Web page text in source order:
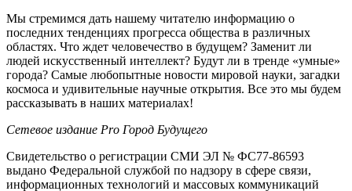
Мы стремимся дать нашему читателю информацию о
последних тенденциях прогресса общества в различных
областях. Что ждет человечество в будущем? Заменит ли
людей искусственный интеллект? Будут ли в тренде «умные»
города? Самые любопытные новости мировой науки, загадки
космоса и удивительные научные открытия. Все это мы будем
рассказывать в наших материалах!
Сетевое издание Рrо Город Будущего
Свидетельство о регистрации СМИ ЭЛ № ФС77-86593
выдано Федеральной службой по надзору в сфере связи,
информационных технологий и массовых коммуникаций